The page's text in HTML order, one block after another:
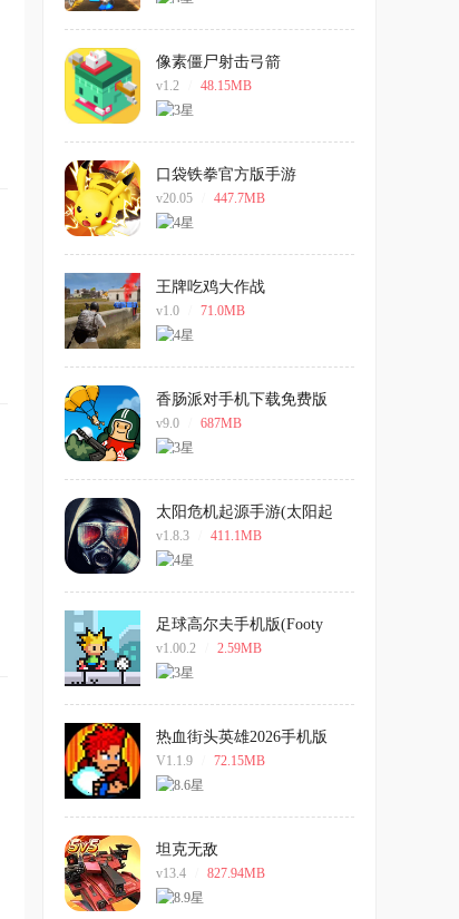
像素僵尸射击弓箭
v1.2 48.15MB
口袋铁拳官方版手游
v20.05 447.7MB
王牌吃鸡大作战
v1.0 71.0MB
香肠派对手机下载免费版
v9.0 687MB
太阳危机起源手游(太阳起
源)
v1.8.3 411.1MB
足球高尔夫手机版(Footy
Golf)
v1.00.2 2.59MB
热血街头英雄2026手机版
V1.1.9 72.15MB
坦克无敌
v13.4 827.94MB